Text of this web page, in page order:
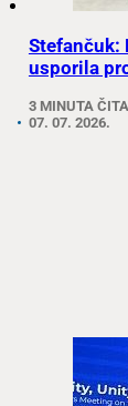
Stefančuk:
usporila
3 MINUTA
07. 07. 2026.